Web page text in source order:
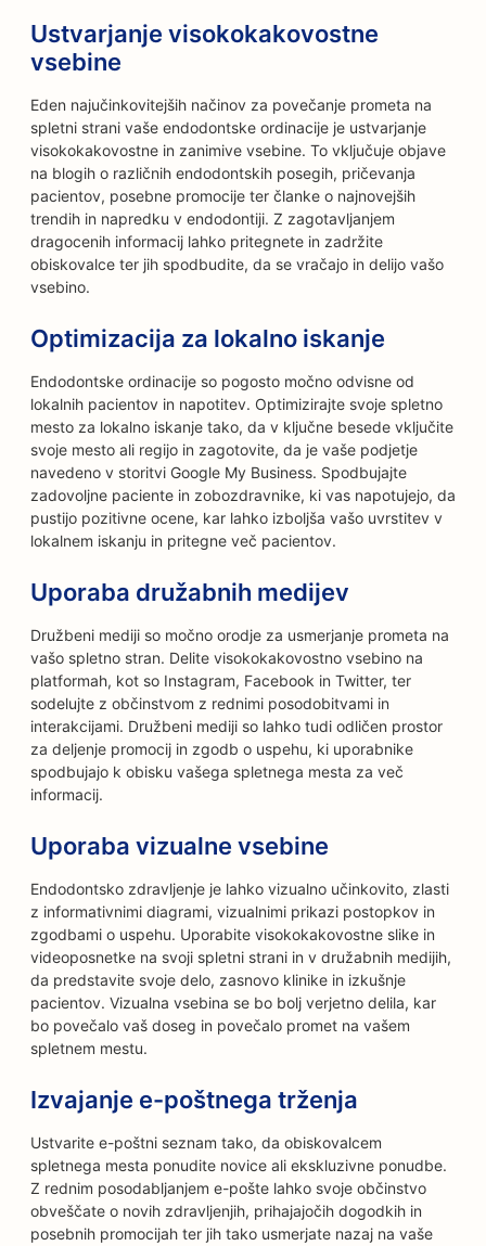
Ustvarjanje visokokakovostne
vsebine
Eden najučinkovitejših načinov za povečanje prometa na
spletni strani vaše endodontske ordinacije je ustvarjanje
visokokakovostne in zanimive vsebine. To vključuje objave
na blogih o različnih endodontskih posegih, pričevanja
pacientov, posebne promocije ter članke o najnovejših
trendih in napredku v endodontiji. Z zagotavljanjem
dragocenih informacij lahko pritegnete in zadržite
obiskovalce ter jih spodbudite, da se vračajo in delijo vašo
vsebino.
Optimizacija za lokalno iskanje
Endodontske ordinacije so pogosto močno odvisne od
lokalnih pacientov in napotitev. Optimizirajte svoje spletno
mesto za lokalno iskanje tako, da v ključne besede vključite
svoje mesto ali regijo in zagotovite, da je vaše podjetje
navedeno v storitvi Google My Business. Spodbujajte
zadovoljne paciente in zobozdravnike, ki vas napotujejo, da
pustijo pozitivne ocene, kar lahko izboljša vašo uvrstitev v
lokalnem iskanju in pritegne več pacientov.
Uporaba družabnih medijev
Družbeni mediji so močno orodje za usmerjanje prometa na
vašo spletno stran. Delite visokokakovostno vsebino na
platformah, kot so Instagram, Facebook in Twitter, ter
sodelujte z občinstvom z rednimi posodobitvami in
interakcijami. Družbeni mediji so lahko tudi odličen prostor
za deljenje promocij in zgodb o uspehu, ki uporabnike
spodbujajo k obisku vašega spletnega mesta za več
informacij.
Uporaba vizualne vsebine
Endodontsko zdravljenje je lahko vizualno učinkovito, zlasti
z informativnimi diagrami, vizualnimi prikazi postopkov in
zgodbami o uspehu. Uporabite visokokakovostne slike in
videoposnetke na svoji spletni strani in v družabnih medijih,
da predstavite svoje delo, zasnovo klinike in izkušnje
pacientov. Vizualna vsebina se bo bolj verjetno delila, kar
bo povečalo vaš doseg in povečalo promet na vašem
spletnem mestu.
Izvajanje e-poštnega trženja
Ustvarite e-poštni seznam tako, da obiskovalcem
spletnega mesta ponudite novice ali ekskluzivne ponudbe.
Z rednim posodabljanjem e-pošte lahko svoje občinstvo
obveščate o novih zdravljenjih, prihajajočih dogodkih in
posebnih promocijah ter jih tako usmerjate nazaj na vaše